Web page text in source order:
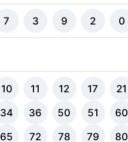
7 3 9 2 0
10 11 12 17 21
34 36 50 51 60
65 72 78 79 80